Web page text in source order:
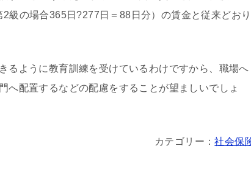
級の場合365日?277日＝88日分）の賃金と従来どおり
ように教育訓練を受けているわけですから、職場へ
へ配置するなどの配慮をすることが望ましいでしょ
カテゴリー：社会保